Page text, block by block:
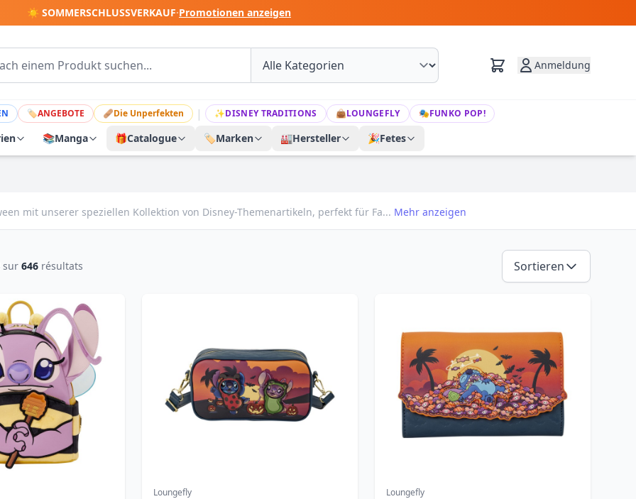
☀️ SOMMERSCHLUSSVERKAUF·Promotionen anzeigen
Anmeldung
🏷ANGEBOTE 🩹Die Unperfekten | ✨DISNEY TRADITIONS 👜LOUNGEFLY 🎭FUNKO POP!
📚Manga 🎁Catalogue 🏷️Marken 🏭Hersteller 🎉Fetes
mit unserer speziellen Kollektion von Disney-Themenartikeln, perfekt für Fa... Mehr anzeigen
sur 646 résultats Sortieren
Loungefly
Loungefly